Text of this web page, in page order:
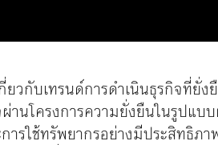
ยวกับเทรนด์การดำเนินธุรกิจที่ยั่
นโครงการความยั่งยืนในรูปแบ
รใช้ทรัพยากรอย่างมีประสิทธิภ